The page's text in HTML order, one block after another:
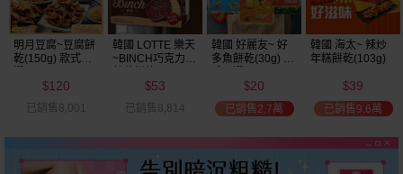
明月豆腐~豆腐餅
乾(150g) 款式可
$120
已銷售8,001
韓國 LOTTE 樂天
~BINCH巧克力／
款式可選
$53
已銷售8,814
韓國 好麗友~ 好
多魚餅乾(30g) 款
$20
已銷售2.7萬
韓國 海太~ 辣炒
年糕餅乾(103g)
$39
已銷售9.6萬